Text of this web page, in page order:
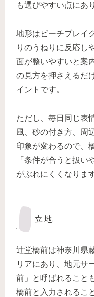
も選びやすい点にあ
地形はビーチブレイ
りのうねりに反応し
面が整いやすいと案
の見方を押さえるだ
イントです。
ただし、毎日同じ表
風、砂の付き方、周
印象が変わるので、
「条件が合うと扱
がぶれにくくなりま
立地
辻堂橋前は神奈川県
リアにあり、地元サ
前」と呼ばれること
橋前と入力されるこ